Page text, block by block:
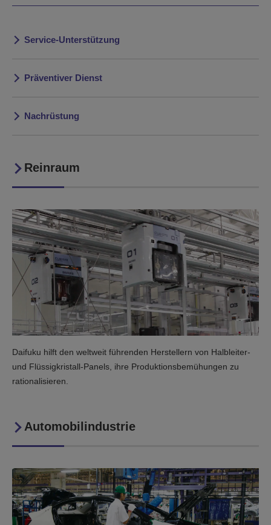
Service-Unterstützung
Präventiver Dienst
Nachrüstung
Reinraum
Daifuku hilft den weltweit führenden Herstellern von Halbleiter-
und Flüssigkristall-Panels, ihre Produktionsbemühungen zu
rationalisieren.
Automobilindustrie